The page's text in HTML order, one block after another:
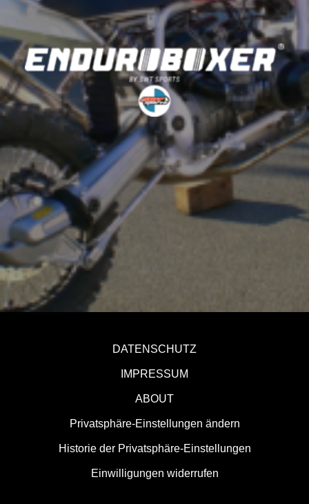
DATENSCHUTZ
IMPRESSUM
ABOUT
Privatsphäre-Einstellungen ändern
Historie der Privatsphäre-Einstellungen
Einwilligungen widerrufen